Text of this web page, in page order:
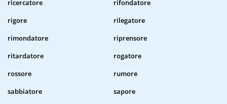
ricercatore
rifondatore
rigore
rilegatore
rimondatore
riprensore
ritardatore
rogatore
rossore
rumore
sabbiatore
sapore